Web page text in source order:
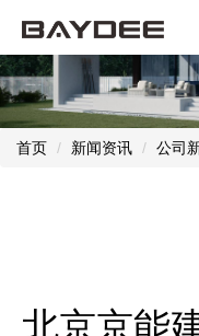
首页 新闻资讯 公司
北京京能